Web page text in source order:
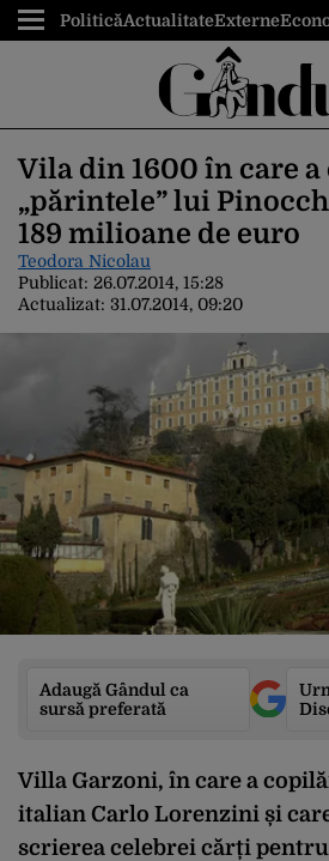
PoliticăActualitateExterne
Vila din 1600 în care
„părintele” lui
189 milioane de euro
Teodora Nicolau
Publicat: 26.07.2014, 15:28
Actualizat: 31.07.2014, 09:20
Adaugă Gândul ca
sursă preferată
Villa Garzoni, în care a
italian Carlo Lorenzini și
scrierea celebrei cărți